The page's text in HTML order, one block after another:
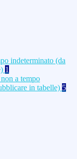
indeterminato (da
1
a tempo
in tabelle) 5